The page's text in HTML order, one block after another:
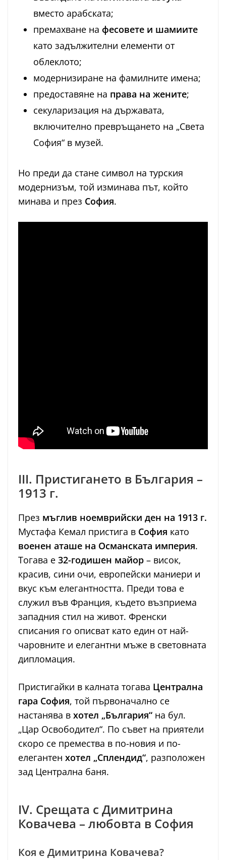
вместо арабската;
премахване на фесовете и шамиите
като задължителни елементи от
облеклото;
модернизиране на фамилните имена;
предоставяне на права на жените;
секуларизация на държавата,
включително превръщането на „Света
София“ в музей.
Но преди да стане символ на турския
модернизъм, той изминава път, който
минава и през София.
III. Пристигането в България –
1913 г.
През мъглив ноемврийски ден на 1913 г.
Мустафа Кемал пристига в София като
военен аташе на Османската империя.
Тогава е 32-годишен майор – висок,
красив, сини очи, европейски маниери и
вкус към елегантността. Преди това е
служил във Франция, където възприема
западния стил на живот. Френски
списания го описват като един от най-
чаровните и елегантни мъже в световната
дипломация.
Пристигайки в калната тогава Централна
гара София, той първоначално се
настанява в хотел „България“ на бул.
„Цар Освободител“. По съвет на приятели
скоро се премества в по-новия и по-
елегантен хотел „Сплендид“, разположен
зад Централна баня.
IV. Срещата с Димитрина
Ковачева – любовта в София
Коя е Димитрина Ковачева?